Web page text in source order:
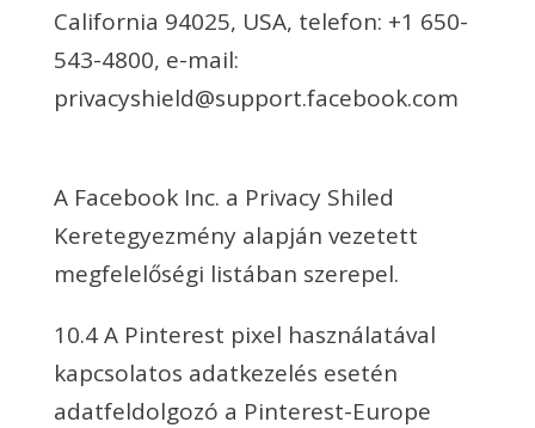
California 94025, USA, telefon: +1 650-
543-4800, e-mail:
privacyshield@support.facebook.com
A Facebook Inc. a Privacy Shiled
Keretegyezmény alapján vezetett
megfelelőségi listában szerepel.
10.4 A Pinterest pixel használatával
kapcsolatos adatkezelés esetén
adatfeldolgozó a Pinterest-Europe